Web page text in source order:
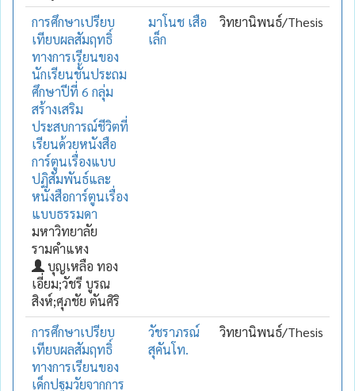
การศึกษาเปรียบ
เทียบผลสัมฤทธิ์
ทางการเรียนของ
นักเรียนชั้นประถม
ศึกษาปีที่ 6 กลุ่ม
สร้างเสริม
ประสบการณ์ชีวิตที่
เรียนด้วยหนังสือ
การ์ตูนเรื่องแบบ
ปฏิสัมพันธ์และ
หนังสือการ์ตูนเรื่อง
แบบธรรมดา
มหาวิทยาลัย
รามคำแหง
บุญเหลือ ทอง
เอี่ยม;วัชรี บูรณ
สิงห์;ศุภชัย ตันศิริ
มาโนช เสือ
เล็ก
วิทยานิพนธ์/Thesis
การศึกษาเปรียบ
เทียบผลสัมฤทธิ์
ทางการเรียนของ
เด็กปฐมวัยจากการ
วัชราภรณ์
สุคันโท.
วิทยานิพนธ์/Thesis